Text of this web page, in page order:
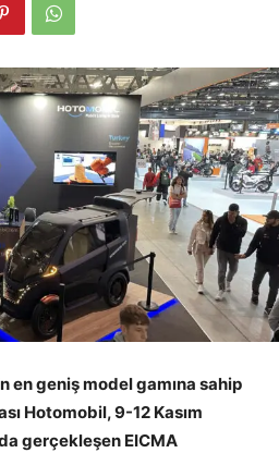
en geniş model gamına sahip
Hotomobil, 9-12 Kasım
gerçekleşen EICMA